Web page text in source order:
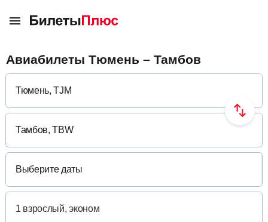
Авиабилеты Тюмень – Тамбов
Выберите даты